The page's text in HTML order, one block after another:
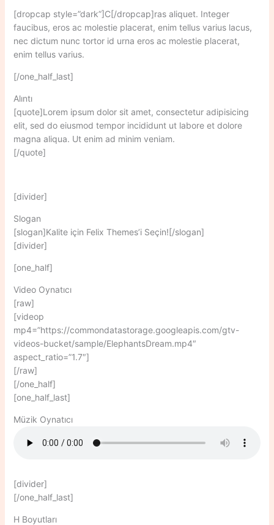
[dropcap style=”dark”]C[/dropcap]ras aliquet. Integer
faucibus, eros ac molestie placerat, enim tellus varius lacus,
nec dictum nunc tortor id urna eros ac molestie placerat,
enim tellus varius.
[/one_half_last]
Alıntı
[quote]Lorem ipsum dolor sit amet, consectetur adipisicing
elit, sed do eiusmod tempor incididunt ut labore et dolore
magna aliqua. Ut enim ad minim veniam.
[/quote]
[divider]
Slogan
[slogan]Kalite için Felix Themes’i Seçin![/slogan]
[divider]
[one_half]
Video Oynatıcı
[raw]
[videop
mp4=”https://commondatastorage.googleapis.com/gtv-
videos-bucket/sample/ElephantsDream.mp4″
aspect_ratio=”1.7″]
[/raw]
[/one_half]
[one_half_last]
Müzik Oynatıcı
[divider]
[/one_half_last]
H Boyutları